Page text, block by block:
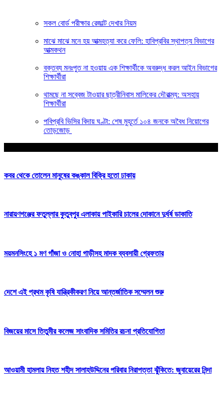
সকল বোর্ড পরীক্ষার রেজাল্ট দেখার নিয়ম
মাঝে মাঝে মনে হয় আত্মহত্যা করে ফেলি: হাবিপ্রবির স্থাপত্য বিভাগের
আত্মকথন
বক্তব্য মনঃপুত না হওয়ায় এক শিক্ষার্থীকে অবরুদ্ধ করল আইন বিভাগের
শিক্ষার্থীরা
থামছে না সব্বেজ টাওয়ার ছাত্রীনিবাস মালিকের দৌরাত্ম্য: অসহায়
শিক্ষার্থীরা
পবিপ্রবি ভিসির বিদায় ঘণ্টা: শেষ মুহূর্তে ১০৪ জনকে অবৈধ নিয়োগের
তোড়জোড়
কবর থেকে তোলেন মানুষের কঙ্কাল বিক্রি হতো ঢাকায়
নারায়ণগঞ্জের ফতুল্লার কুতুবপুর এলাকায় পাইকারি চালের দোকানে দুর্ধর্ষ ডাকাতি
ময়মনসিংহে ১ মণ গাঁজা ও নোহা গাড়ীসহ মাদক ব্যবসায়ী গ্রেফতার
দেশে এই প্রথম কৃষি যান্ত্রিকীকরণ নিয়ে আন্তর্জাতিক সম্মেলন শুরু
বিজয়ের মাসে তিতুমীর কলেজ সাংবাদিক সমিতির রচনা প্রতিযোগিতা
আওয়ামী হামলায় নিহত শহীদ সালাহউদ্দিনের পরিবার নিরাপত্তা ঝুঁকিতে: জুবায়েরের নিন্দা